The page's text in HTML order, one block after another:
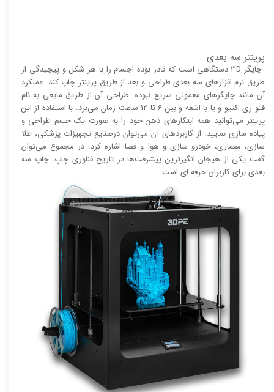
پرینتر سه بعدی
چاپگر 3D دستگاهی است که قادر بوده اجسام را با هر شکل و پیچیدگی از
طریق نرم افزار‌های سه بعدی طراحی و بعد از طریق پرینتر چاپ کند. عملکرد
آن مانند چاپگر‌های معمولی سریع نبوده. طراحی آن از طریق مایعی به نام
فتو ری اکتیو و یا با اشعه و بین 6 تا 12 ساعت زمان می‌برد. با استفاده از این
پرینتر می‌توانید همه ابتکار‌های ذهن خود را به صورت یک جسم طراحی و
پیاده سازی نمایید. از کاربرد‌های آن می‌توان درصنایع تجهیزات پزشکی، طلا
سازی، معماری، خودرو سازی و هوا و فضا اشاره کرد. در مجموع می‌توان
گفت یکی از هیجان انگیز‌‌ترین پیشرفت‌ها در تاریخ فناوری چاپ، چاپ سه
بعدی برای کاربران حرفه ای است.